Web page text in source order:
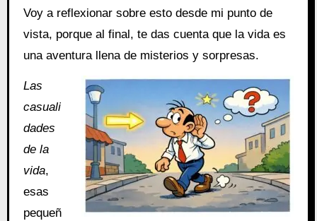
Voy a reflexionar sobre esto desde mi punto de
vista, porque al final, te das cuenta que la vida es
una aventura llena de misterios y sorpresas.
Las
casuali
dades
de la
vida,
esas
pequeñ